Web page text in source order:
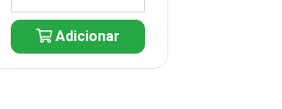
Adicionar